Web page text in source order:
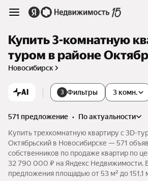
Купить 3-комнатную
туром в районе
Новосибирск
AI 3 Фильтры 3 комн.
571 предложение •
по актуальности
Купить трехкомнатную квартиру c 3D-
Октябрьский в Новосибирске — 571
собственников по продаже квартир по
32 790 000 ₽ на Яндекс Недвижимости.
предложения площадью от 53 м² до 151,1